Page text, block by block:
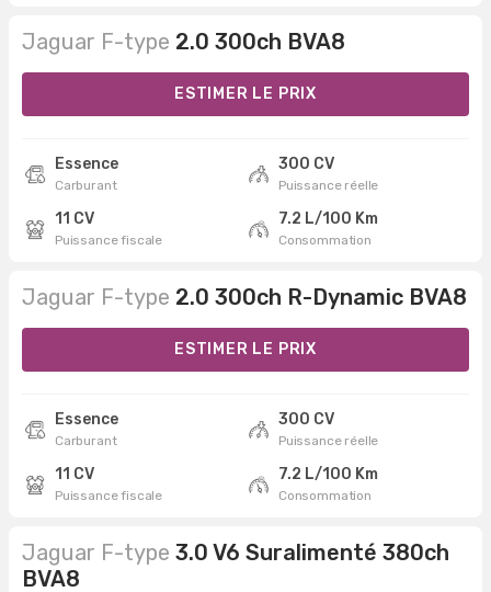
Jaguar F-type 2.0 300ch BVA8
ESTIMER LE PRIX
Essence
Carburant
300 CV
Puissance réelle
11 CV
Puissance fiscale
7.2 L/100 Km
Consommation
Jaguar F-type 2.0 300ch R-Dynamic BVA8
ESTIMER LE PRIX
Essence
Carburant
300 CV
Puissance réelle
11 CV
Puissance fiscale
7.2 L/100 Km
Consommation
Jaguar F-type 3.0 V6 Suralimenté 380ch
BVA8